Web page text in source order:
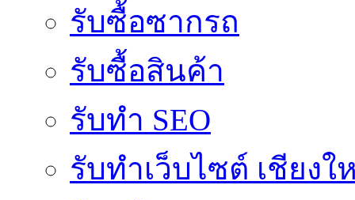
รับซื้อซากรถ
รับซื้อสินค้า
รับทำ SEO
รับทำเว็บไซต์ เชียงใ